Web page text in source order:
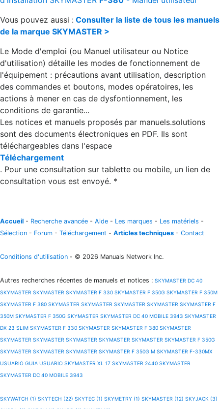
Vous pouvez aussi : Consulter la liste de tous les manuels
de la marque SKYMASTER >
Le Mode d'emploi (ou Manuel utilisateur ou Notice
d'utilisation) détaille les modes de fonctionnement de
l'équipement : précautions avant utilisation, description
des commandes et boutons, modes opératoires, les
actions à mener en cas de dysfontionnement, les
conditions de garantie...
Les notices et manuels proposés par manuels.solutions
sont des documents électroniques en PDF. Ils sont
téléchargeables dans l'espace
Téléchargement
. Pour une consultation sur tablette ou mobile, un lien de
consultation vous est envoyé. *
Accueil - Recherche avancée - Aide - Les marques - Les matériels -
Sélection - Forum - Téléchargement - Articles techniques - Contact
Conditions d'utilisation - © 2026 Manuals Network Inc.
Autres recherches récentes de manuels et notices : SKYMASTER DC 40
SKYMASTER SKYMASTER SKYMASTER F 330 SKYMASTER F 350G SKYMASTER F 350M
SKYMASTER F 380 SKYMASTER SKYMASTER SKYMASTER SKYMASTER SKYMASTER F
350M SKYMASTER F 350G SKYMASTER SKYMASTER DC 40 MOBILE 3943 SKYMASTER
DX 23 SLIM SKYMASTER F 330 SKYMASTER SKYMASTER F 380 SKYMASTER
SKYMASTER SKYMASTER SKYMASTER SKYMASTER SKYMASTER SKYMASTER F 350G
SKYMASTER SKYMASTER SKYMASTER SKYMASTER F 350G M SKYMASTER F-330MX
USUARIO GUIA USUARIO SKYMASTER XL 17 SKYMASTER 2440 SKYMASTER
SKYMASTER DC 40 MOBILE 3943
SKYWATCH (1) SKYTECH (22) SKYTEC (1) SKYMETRY (1) SKYMASTER (12) SKYJACK (3)